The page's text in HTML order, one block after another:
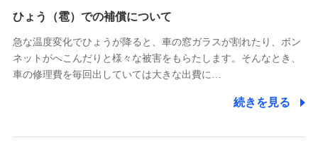
供し、金融商品等の契約を勧奨するため
アンケートやキャンペーン等の実施のため
上記に係る連絡・手続き・管理等付帯業務を行うため
5.通話録音にて取得する情報
ひょう（雹）での補償について
急な温度変化でひょうが降ると、車の窓ガラスが割れたり、ボン
ネットがへこんだりと様々な被害をもらたします。そんなとき、
車の修理費を毎回出していては大きな出費に…
続きを見る